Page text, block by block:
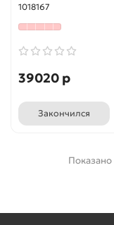
1018167
39020 р
Закончился
Показано